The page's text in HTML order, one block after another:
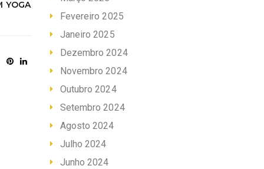
YOGA
Fevereiro 2025
Janeiro 2025
Dezembro 2024
Novembro 2024
Outubro 2024
Setembro 2024
Agosto 2024
Julho 2024
Junho 2024